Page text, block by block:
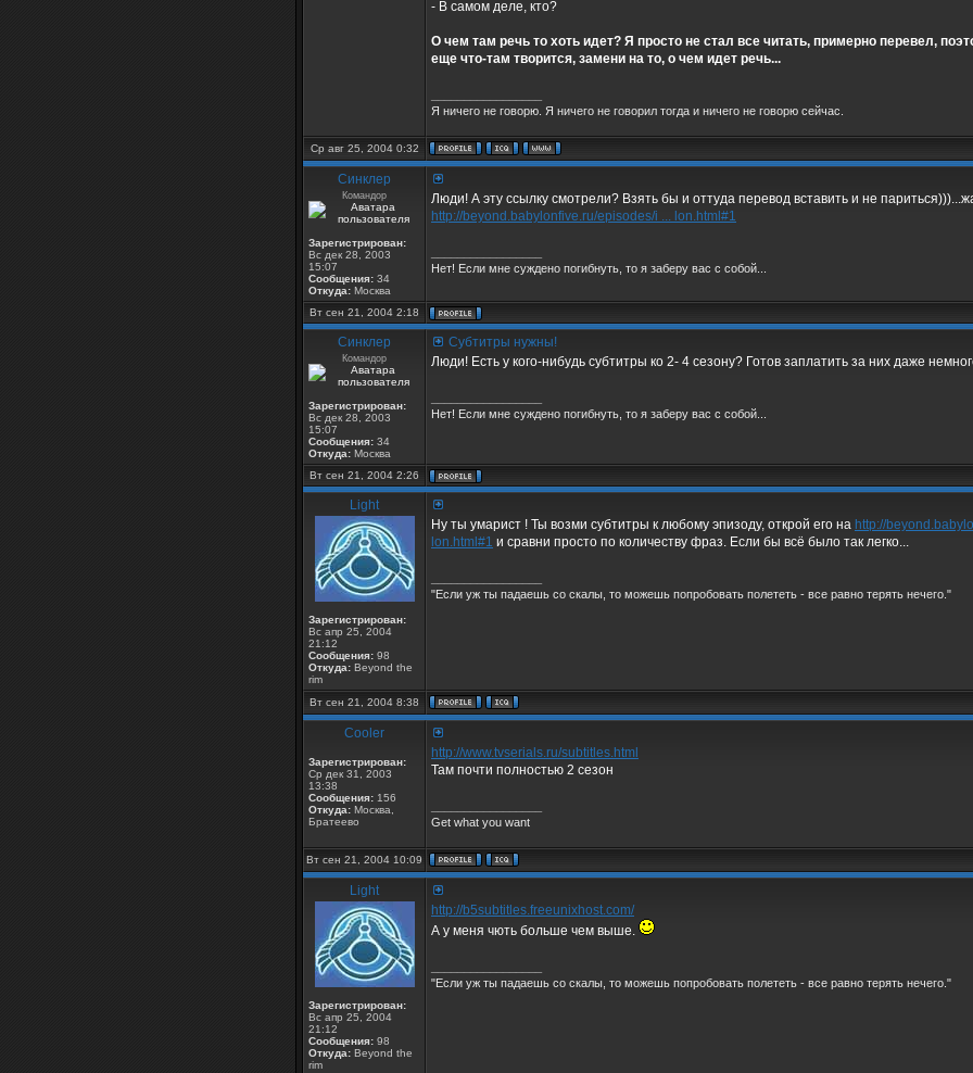
- В самом деле, кто?
О чем там речь то хоть идет? Я просто не стал все читать, примерно перевел,
еще что-там творится, замени на то, о чем идет речь...
Я ничего не говорю. Я ничего не говорил тогда и ничего не говорю сейчас.
Ср авг 25, 2004 0:32
Синклер
Командор
Зарегистрирован:
Вс дек 28, 2003
15:07
Сообщения: 34
Откуда: Москва
Люди! А эту ссылку смотрели? Взять бы и оттуда перевод вставить и не
http://beyond.babylonfive.ru/episodes/i ... lon.html#1
Нет! Если мне суждено погибнуть, то я заберу вас с собой...
Вт сен 21, 2004 2:18
Синклер
Командор
Зарегистрирован:
Вс дек 28, 2003
15:07
Сообщения: 34
Откуда: Москва
Субтитры нужны!
Люди! Есть у кого-нибудь субтитры ко 2- 4 сезону? Готов заплатить за них даже
Нет! Если мне суждено погибнуть, то я заберу вас с собой...
Вт сен 21, 2004 2:26
Light
Зарегистрирован:
Вс апр 25, 2004
21:12
Сообщения: 98
Откуда: Beyond the
rim
Ну ты умарист ! Ты возми субтитры к любому эпизоду, открой его на http://
lon.html#1 и сравни просто по количеству фраз. Если бы всё было так легко...
"Если уж ты падаешь со скалы, то можешь попробовать полететь - все равно терять нечего."
Вт сен 21, 2004 8:38
Cooler
Зарегистрирован:
Ср дек 31, 2003
13:38
Сообщения: 156
Откуда: Москва,
Братеево
http://www.tvserials.ru/subtitles.html
Там почти полностью 2 сезон
Get what you want
Вт сен 21, 2004 10:09
Light
Зарегистрирован:
Вс апр 25, 2004
21:12
Сообщения: 98
Откуда: Beyond the
rim
http://b5subtitles.freeunixhost.com/
А у меня чють больше чем выше.
"Если уж ты падаешь со скалы, то можешь попробовать полететь - все равно терять нечего."